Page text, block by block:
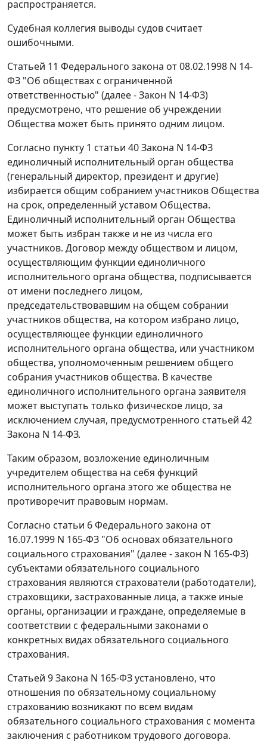
распространяется.
Судебная коллегия выводы судов считает
ошибочными.
Статьей 11 Федерального закона от 08.02.1998 N 14-
ФЗ "Об обществах с ограниченной
ответственностью" (далее - Закон N 14-ФЗ)
предусмотрено, что решение об учреждении
Общества может быть принято одним лицом.
Согласно пункту 1 статьи 40Закона N 14-ФЗ
единоличный исполнительный орган общества
(генеральный директор, президент и другие)
избирается общим собранием участников Общества
на срок, определенный уставом Общества.
Единоличный исполнительный орган Общества
может быть избран также и не из числа его
участников. Договор между обществом и лицом,
осуществляющим функции единоличного
исполнительного органа общества, подписывается
от имени последнего лицом,
председательствовавшим на общем собрании
участников общества, на котором избрано лицо,
осуществляющее функции единоличного
исполнительного органа общества, или участником
общества, уполномоченным решением общего
собрания участников общества. В качестве
единоличного исполнительного органа заявителя
может выступать только физическое лицо, за
исключением случая, предусмотренного статьей 42
Закона N 14-ФЗ.
Таким образом, возложение единоличным
учредителем общества на себя функций
исполнительного органа этого же общества не
противоречит правовым нормам.
Согласно статьи 6Федерального закона от
16.07.1999 N 165-ФЗ "Об основах обязательного
социального страхования" (далее - закон N 165-ФЗ)
субъектами обязательного социального
страхования являются страхователи (работодатели),
страховщики, застрахованные лица, а также иные
органы, организации и граждане, определяемые в
соответствии с федеральными законами о
конкретных видах обязательного социального
страхования.
Статьей 9Закона N 165-ФЗ установлено, что
отношения по обязательному социальному
страхованию возникают по всем видам
обязательного социального страхования с момента
заключения с работником трудового договора.